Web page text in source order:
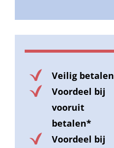
Veilig betalen
Voordeel bij
vooruit
betalen*
Voordeel bij